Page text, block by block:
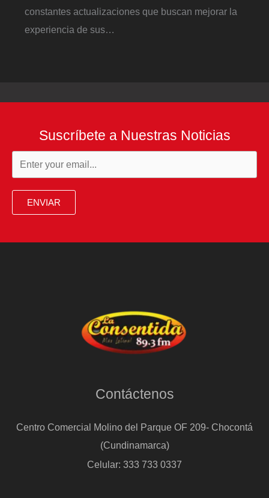
constantes actualizaciones que buscan mejorar la
experiencia de sus…
Suscríbete a Nuestras Noticias
ENVIAR
Contáctenos
Centro Comercial Molino del Parque OF 209- Chocontá
(Cundinamarca)
Celular: 333 733 0337